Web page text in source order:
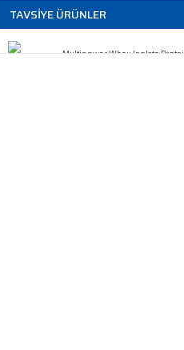
TAVSİYE ÜRÜNLER
Multipower Whey Isolate